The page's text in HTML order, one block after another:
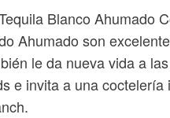
Blanco Ahumado
Ahumado son
le da nueva vida a
e invita a una coctelería